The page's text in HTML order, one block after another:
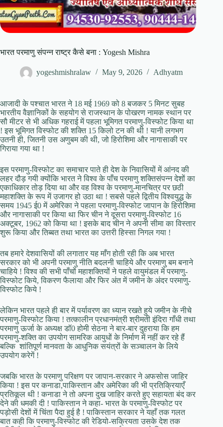
भारत परमाणु संपन्न राष्ट्र कैसे बना : Yogesh Mishra
yogeshmishralaw May 9, 2026 Adhyatm
आजादी के पश्चात भारत ने 18 मई 1969 को 8 बजकर 5 मिनट सुबह
भारतीय वैज्ञानिकों के सहयोग से राजस्थान के पोखरण नामक स्थान पर
सौ मीटर से भी अधिक गहराई में पहला भूमिगत परमाणु-विस्फोट किया था
! इस भूमिगत विस्फोट की शक्ति 15 किलो टन की थी ! यानी लगभग
उतनी ही, जितनी उस अणुबम की थी, जो हिरोशिमा और नागासाकी पर
गिराया गया था !
इस परमाणु-विस्फोट का समाचार पाते ही देश के निवासियों में आंनद की
लहर दौड़ गयी क्योंकि भारत ने विश्व के पाँच परमाणु शक्तिसंपन्न देशों का
एकाधिकार तोड़ दिया था और वह विश्व के परमाणु-मानचित्र पर छठी
महाशक्ति के रूप में उजागर हो उठा था ! सबसे पहले द्वितीय विश्वयुद्ध के
समय 1945 ई0 में अमेरिका ने पहला परमाणु-विस्फोट जापान के हिरोशिमा
और नागासाकी पर किया था फिर चीन ने दूसरा परमाणु-विस्फोट 16
अक्टूबर, 1962 को किया था ! इसके बाद चीन ने अपनी सीमा का विस्तार
शुरू किया और तिब्बत तथा भारत का उत्तरी हिस्सा निगल गया !
तब हमारे देशवासियों की लगातार यह माँग होती रही कि अब भारत
सरकार को भी अपनी परमाणु नीति बदलनी चाहिये और परमाणु बम बनाने
चाहिये ! विश्व की सभी पाँचों महाशक्तियों ने पहले वायुमंडल में परमाणु-
विस्फोट किये, विकरण फैलाया और फिर अंत में जमीन के अंदर परमाणु-
विस्फोट किये !
लेकिन भारत पहले ही बार में पर्यावरण का ध्यान रखते हुये जमीन के नीचे
परमाणु-विस्फोट किया ! तत्कालीन प्रधानमंत्री श्रीमती इंदिरा गाँधी तथा
परमाणु ऊर्जा के अध्यक्ष डॉ0 होमी सेठना ने बार-बार दुहराया कि हम
परमाणु-शक्ति का उपयोग सामरिक आयुधों के निर्माण में नहीं कर रहे हैं
बल्कि शांतिपूर्ण मानवता के आधुनिक सयंत्रों के सञ्चालन के लिये
उपयोग करेगें !
जबकि भारत के परमाणु परिक्षण पर जापान-सरकार ने अफसोस जाहिर
किया ! इस पर कनाडा,पाकिस्तान और अमेरिका की भी प्रतिक्रियाएँ
प्रतिकूल थी ! कनाडा ने तो अपना दुख जाहिर करते हुए सहायता बंद कर
देने की धमकी दी ! पाकिस्तान ने कहा- भारत के परमाणु-विस्फोट पर
पड़ोसी देशों में चिंता पैदा हुई है ! पाकिस्तान सरकार ने यहाँ तक गलत
बात कही कि परमाणु-विस्फोट की रेडियो-सक्रियता उसके देश तक